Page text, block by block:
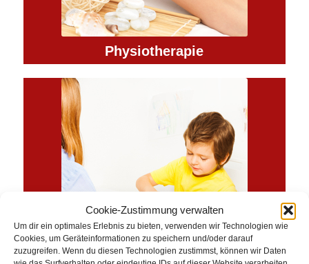
Cookie-Zustimmung verwalten
Um dir ein optimales Erlebnis zu bieten, verwenden wir Technologien wie
Cookies, um Geräteinformationen zu speichern und/oder darauf
zuzugreifen. Wenn du diesen Technologien zustimmst, können wir Daten
Physiotherapie